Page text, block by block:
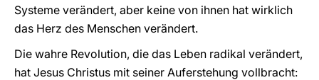
Systeme verändert, aber keine von ihnen hat wirklich
das Herz des Menschen verändert.
Die wahre Revolution, die das Leben radikal verändert,
hat Jesus Christus mit seiner Auferstehung vollbracht: